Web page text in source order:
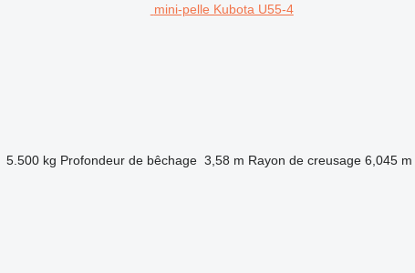
mini-pelle Kubota U55-4
5.500 kg Profondeur de bêchage 3,58 m Rayon de creusage 6,045 m